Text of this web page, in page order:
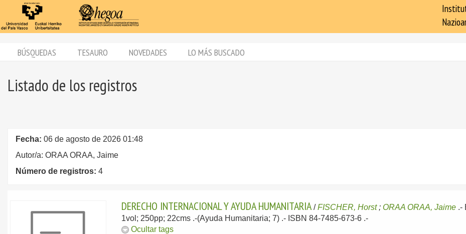
BÚSQUEDAS TESAURO NOVEDADES LO MÁS BUSCADO
Listado de los registros
Fecha: 06 de agosto de 2026 01:48
Autor/a: ORAA ORAA, Jaime
Número de registros: 4
DERECHO INTERNACIONAL Y AYUDA HUMANITARIA /FISCHER, Horst; ORAA ORAA, Jaime .-
1vol; 250pp; 22cms .-(Ayuda Humanitaria; 7) .- ISBN 84-7485-673-6 .-
Ocultar tags